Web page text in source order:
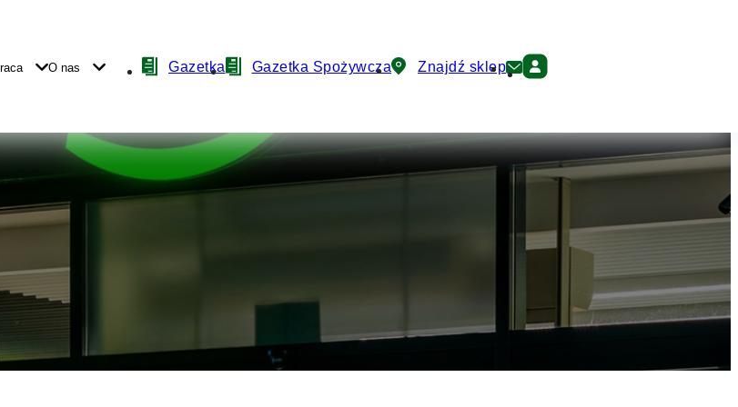
O nas
NawigacjaGazetka Gazetka Spożywcza Znajdź sklep